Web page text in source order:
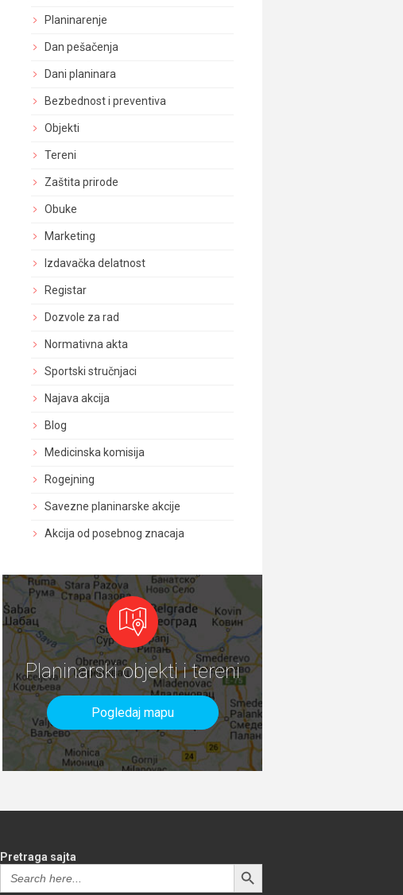
Planinarenje
Dan pešačenja
Dani planinara
Bezbednost i preventiva
Objekti
Tereni
Zaštita prirode
Obuke
Marketing
Izdavačka delatnost
Registar
Dozvole za rad
Normativna akta
Sportski stručnjaci
Najava akcija
Blog
Medicinska komisija
Rogejning
Savezne planinarske akcije
Akcija od posebnog znacaja
Planinarski objekti i tereni
Pogledaj mapu
Pretraga sajta
Search
for:
SEARCH BUTTON